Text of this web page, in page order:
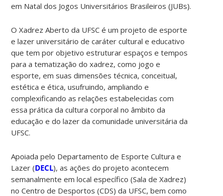
em Natal dos Jogos Universitários Brasileiros (JUBs).
O Xadrez Aberto da UFSC é um projeto de esporte
e lazer universitário de caráter cultural e educativo
que tem por objetivo estruturar espaços e tempos
para a tematização do xadrez, como jogo e
esporte, em suas dimensões técnica, conceitual,
estética e ética, usufruindo, ampliando e
complexificando as relações estabelecidas com
essa prática da cultura corporal no âmbito da
educação e do lazer da comunidade universitária da
UFSC.
Apoiada pelo Departamento de Esporte Cultura e
Lazer (DECL), as ações do projeto acontecem
semanalmente em local específico (Sala de Xadrez)
no Centro de Desportos (CDS) da UFSC, bem como